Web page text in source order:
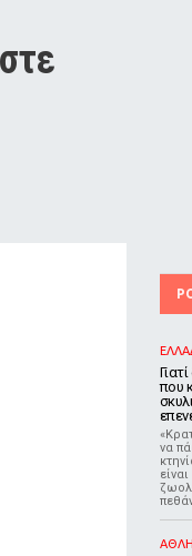
που
να